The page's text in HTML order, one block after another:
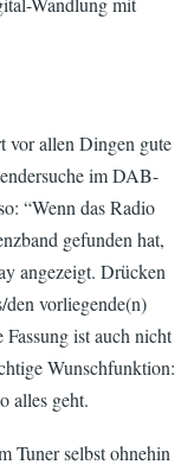
vor allen Dingen gute
im DAB-
“Wenn das Radio
gefunden hat,
angezeigt. Drücken
den vorliegende(n)
ist auch nicht
Wunschfunktion:
alles geht.
Tuner selbst ohnehin